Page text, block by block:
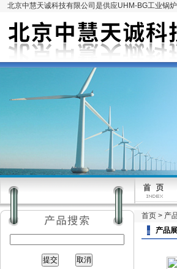
北京中慧天诚科技有限公司是供应UHM-BG工业锅
首页 > 产
产品